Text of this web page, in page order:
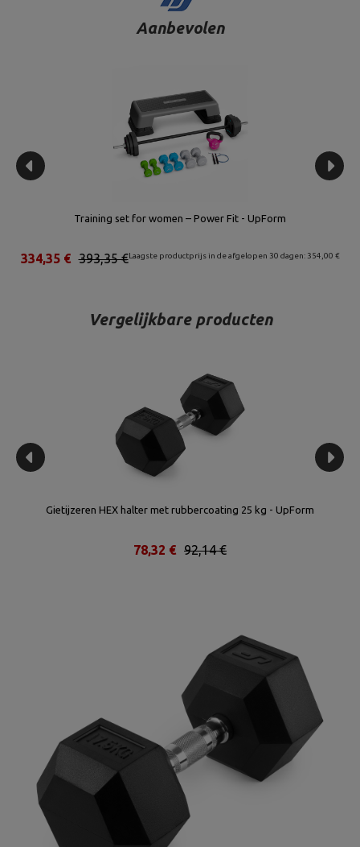
Aanbevolen
Training set for women – Power Fit - UpForm
Laagste productprijs in de afgelopen 30 dagen: 354,00 €
393,35 €
334,35 €
Vergelijkbare producten
Gietijzeren HEX halter met rubbercoating 25 kg - UpForm
92,14 €
78,32 €